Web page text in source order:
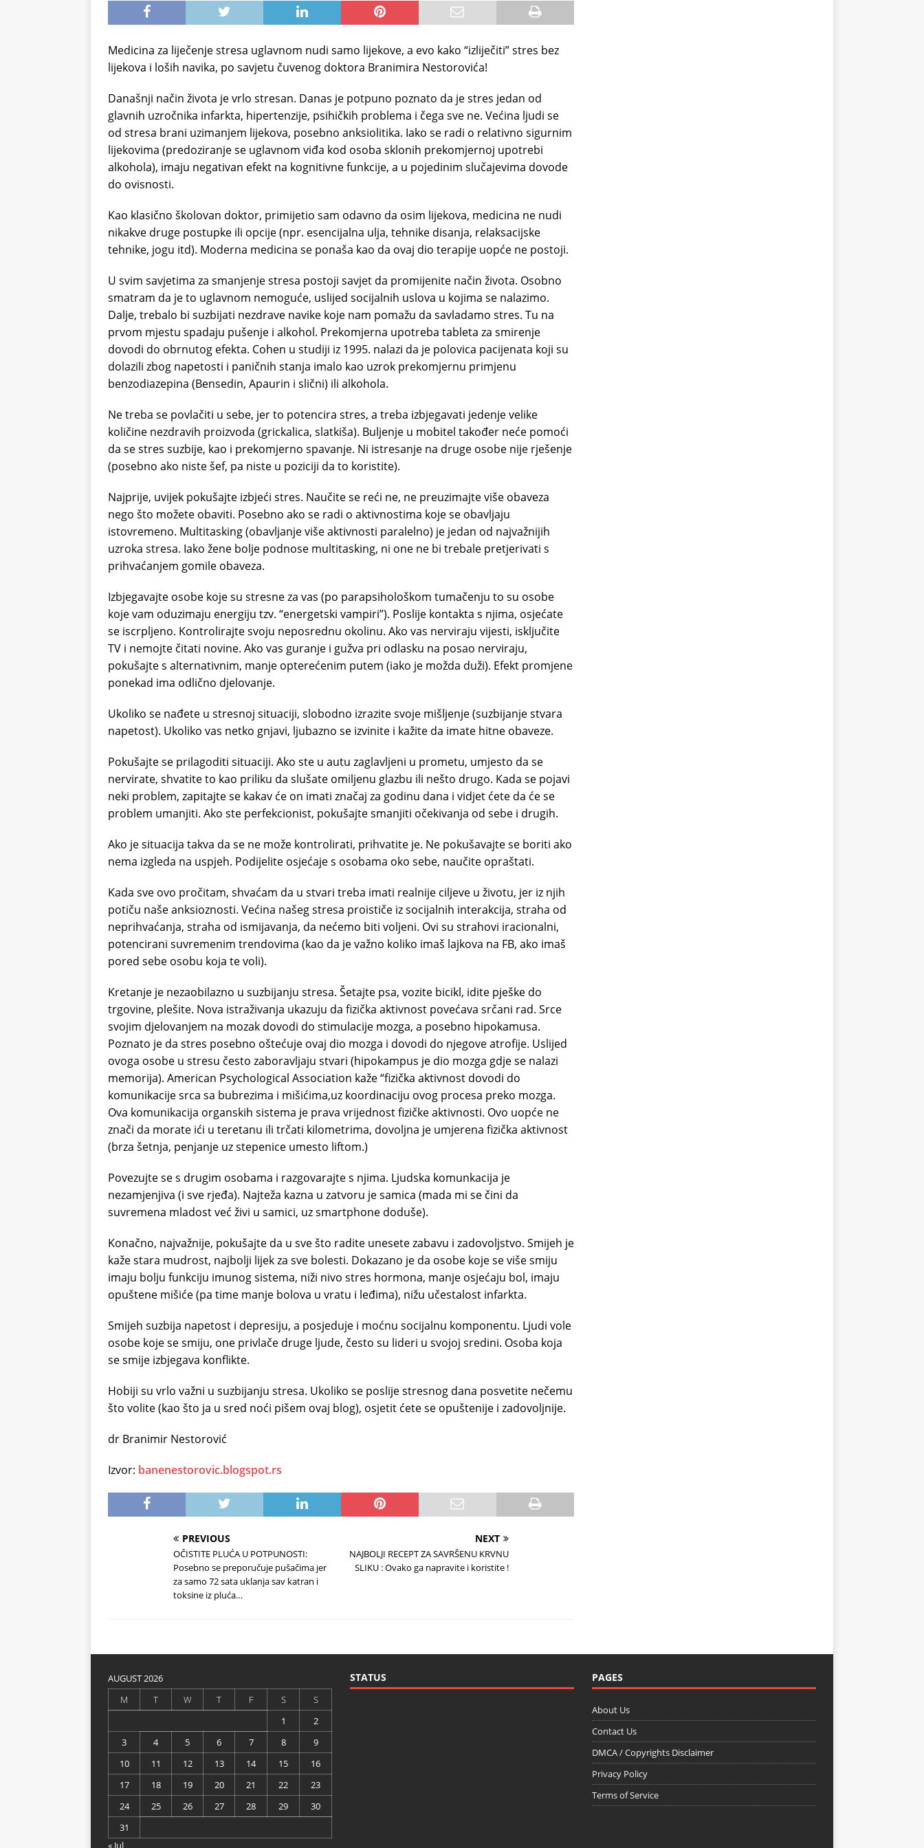
Medicina za liječenje stresa uglavnom nudi samo lijekove, a evo kako “izliječiti” stres bez
lijekova i loših navika, po savjetu čuvenog doktora Branimira Nestorovića!
Današnji način života je vrlo stresan. Danas je potpuno poznato da je stres jedan od
glavnih uzročnika infarkta, hipertenzije, psihičkih problema i čega sve ne. Većina ljudi se
od stresa brani uzimanjem lijekova, posebno anksiolitika. Iako se radi o relativno sigurnim
lijekovima (predoziranje se uglavnom viđa kod osoba sklonih prekomjernoj upotrebi
alkohola), imaju negativan efekt na kognitivne funkcije, a u pojedinim slučajevima dovode
do ovisnosti.
Kao klasično školovan doktor, primijetio sam odavno da osim lijekova, medicina ne nudi
nikakve druge postupke ili opcije (npr. esencijalna ulja, tehnike disanja, relaksacijske
tehnike, jogu itd). Moderna medicina se ponaša kao da ovaj dio terapije uopće ne postoji.
U svim savjetima za smanjenje stresa postoji savjet da promijenite način života. Osobno
smatram da je to uglavnom nemoguće, uslijed socijalnih uslova u kojima se nalazimo.
Dalje, trebalo bi suzbijati nezdrave navike koje nam pomažu da savladamo stres. Tu na
prvom mjestu spadaju pušenje i alkohol. Prekomjerna upotreba tableta za smirenje
dovodi do obrnutog efekta. Cohen u studiji iz 1995. nalazi da je polovica pacijenata koji su
dolazili zbog napetosti i paničnih stanja imalo kao uzrok prekomjernu primjenu
benzodiazepina (Bensedin, Apaurin i slični) ili alkohola.
Ne treba se povlačiti u sebe, jer to potencira stres, a treba izbjegavati jedenje velike
količine nezdravih proizvoda (grickalica, slatkiša). Buljenje u mobitel također neće pomoći
da se stres suzbije, kao i prekomjerno spavanje. Ni istresanje na druge osobe nije rješenje
(posebno ako niste šef, pa niste u poziciji da to koristite).
Najprije, uvijek pokušajte izbjeći stres. Naučite se reći ne, ne preuzimajte više obaveza
nego što možete obaviti. Posebno ako se radi o aktivnostima koje se obavljaju
istovremeno. Multitasking (obavljanje više aktivnosti paralelno) je jedan od najvažnijih
uzroka stresa. Iako žene bolje podnose multitasking, ni one ne bi trebale pretjerivati s
prihvaćanjem gomile obaveza.
Izbjegavajte osobe koje su stresne za vas (po parapsihološkom tumačenju to su osobe
koje vam oduzimaju energiju tzv. “energetski vampiri”). Poslije kontakta s njima, osjećate
se iscrpljeno. Kontrolirajte svoju neposrednu okolinu. Ako vas nerviraju vijesti, isključite
TV i nemojte čitati novine. Ako vas guranje i gužva pri odlasku na posao nerviraju,
pokušajte s alternativnim, manje opterećenim putem (iako je možda duži). Efekt promjene
ponekad ima odlično djelovanje.
Ukoliko se nađete u stresnoj situaciji, slobodno izrazite svoje mišljenje (suzbijanje stvara
napetost). Ukoliko vas netko gnjavi, ljubazno se izvinite i kažite da imate hitne obaveze.
Pokušajte se prilagoditi situaciji. Ako ste u autu zaglavljeni u prometu, umjesto da se
nervirate, shvatite to kao priliku da slušate omiljenu glazbu ili nešto drugo. Kada se pojavi
neki problem, zapitajte se kakav će on imati značaj za godinu dana i vidjet ćete da će se
problem umanjiti. Ako ste perfekcionist, pokušajte smanjiti očekivanja od sebe i drugih.
Ako je situacija takva da se ne može kontrolirati, prihvatite je. Ne pokušavajte se boriti ako
nema izgleda na uspjeh. Podijelite osjećaje s osobama oko sebe, naučite opraštati.
Kada sve ovo pročitam, shvaćam da u stvari treba imati realnije ciljeve u životu, jer iz njih
potiču naše anksioznosti. Većina našeg stresa proističe iz socijalnih interakcija, straha od
neprihvaćanja, straha od ismijavanja, da nećemo biti voljeni. Ovi su strahovi iracionalni,
potencirani suvremenim trendovima (kao da je važno koliko imaš lajkova na FB, ako imaš
pored sebe osobu koja te voli).
Kretanje je nezaobilazno u suzbijanju stresa. Šetajte psa, vozite bicikl, idite pješke do
trgovine, plešite. Nova istraživanja ukazuju da fizička aktivnost povećava srčani rad. Srce
svojim djelovanjem na mozak dovodi do stimulacije mozga, a posebno hipokamusa.
Poznato je da stres posebno oštećuje ovaj dio mozga i dovodi do njegove atrofije. Uslijed
ovoga osobe u stresu često zaboravljaju stvari (hipokampus je dio mozga gdje se nalazi
memorija). American Psychological Association kaže “fizička aktivnost dovodi do
komunikacije srca sa bubrezima i mišićima,uz koordinaciju ovog procesa preko mozga.
Ova komunikacija organskih sistema je prava vrijednost fizičke aktivnosti. Ovo uopće ne
znači da morate ići u teretanu ili trčati kilometrima, dovoljna je umjerena fizička aktivnost
(brza šetnja, penjanje uz stepenice umesto liftom.)
Povezujte se s drugim osobama i razgovarajte s njima. Ljudska komunkacija je
nezamjenjiva (i sve rjeđa). Najteža kazna u zatvoru je samica (mada mi se čini da
suvremena mladost već živi u samici, uz smartphone doduše).
Konačno, najvažnije, pokušajte da u sve što radite unesete zabavu i zadovoljstvo. Smijeh je
kaže stara mudrost, najbolji lijek za sve bolesti. Dokazano je da osobe koje se više smiju
imaju bolju funkciju imunog sistema, niži nivo stres hormona, manje osjećaju bol, imaju
opuštene mišiće (pa time manje bolova u vratu i leđima), nižu učestalost infarkta.
Smijeh suzbija napetost i depresiju, a posjeduje i moćnu socijalnu komponentu. Ljudi vole
osobe koje se smiju, one privlače druge ljude, često su lideri u svojoj sredini. Osoba koja
se smije izbjegava konflikte.
Hobiji su vrlo važni u suzbijanju stresa. Ukoliko se poslije stresnog dana posvetite nečemu
što volite (kao što ja u sred noći pišem ovaj blog), osjetit ćete se opuštenije i zadovoljnije.
dr Branimir Nestorović
Izvor: banenestorovic.blogspot.rs
PREVIOUS
OČISTITE PLUĆA U POTPUNOSTI:
Posebno se preporučuje pušačima jer
za samo 72 sata uklanja sav katran i
toksine iz pluća…
NEXT
NAJBOLJI RECEPT ZA SAVRŠENU KRVNU
SLIKU : Ovako ga napravite i koristite !
AUGUST 2026
M
T W T F S
S
1
2
3
4 5 6 7 8
9
10
11 12 13 14 15
16
17
18 19 20 21 22
23
24
25 26 27 28 29
30
31
« Jul
STATUS PAGES
About Us
Contact Us
DMCA / Copyrights Disclaimer
Privacy Policy
Terms of Service